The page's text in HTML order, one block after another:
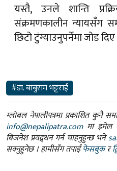
यस्तै, उनले शान्ति
संक्रमणकालीन न्यायसँग
छिटो टुंग्याउनुपर्नेमा जोड दिए
#डा. बाबुराम भट्टराई
ग्लोबल नेपालीपत्रमा प्रकाशित कुनै
info@nepalipatra.comमा इमेल
बिजनेश प्रवद्र्धन गर्न चाहनुहुन्छ भने
सक्नुहुनेछ । हामीसँग तपाईंफेसबुकर